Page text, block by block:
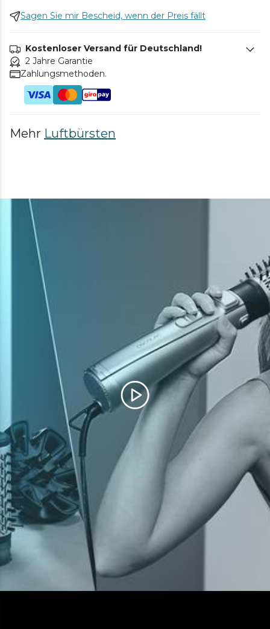
Sagen Sie mir Bescheid, wenn der Preis fällt
Kostenloser Versand für Deutschland!
2 Jahre Garantie
Zahlungsmethoden.
Mehr Luftbürsten